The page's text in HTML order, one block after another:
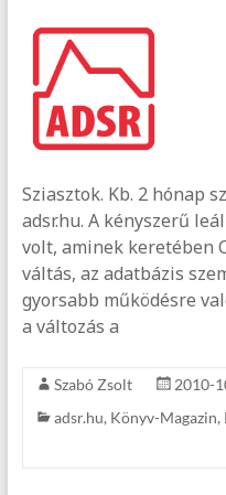
Sziasztok. Kb. 2 hónap
adsr.hu. A kényszerű
volt, aminek keretében
váltás, az adatbázis
gyorsabb működésre
a változás a
Szabó Zsolt
2010-
adsr.hu, Könyv-Magazin,